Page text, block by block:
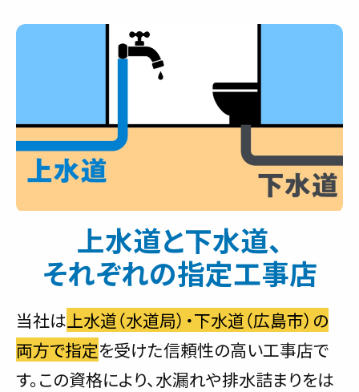
上水道と下水道、
それぞれの指定工事店
当社は 上水道（水道局）・下水道（広島市）の
両方で指定を受けた信頼性の高い工事店で
す。この資格により、水漏れや排水詰まりをは